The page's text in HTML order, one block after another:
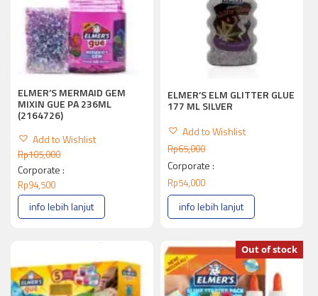
ELMER’S MERMAID GEM
MIXIN GUE PA 236ML
(2164726)
Add to Wishlist
Rp105,000
Corporate :
Rp94,500
info lebih lanjut
ELMER’S ELM GLITTER GLUE
177 ML SILVER
Add to Wishlist
Rp65,000
Corporate :
Rp54,000
info lebih lanjut
Out of stock